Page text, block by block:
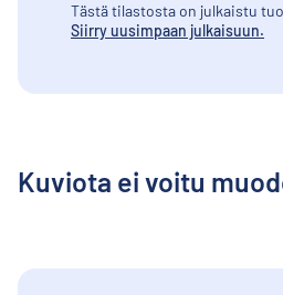
Tästä tilastosta on julkaistu
Siirry uusimpaan julkaisuun.
Kuviota ei voitu